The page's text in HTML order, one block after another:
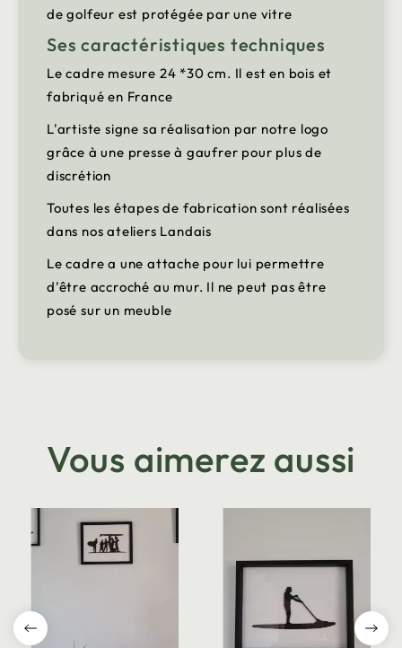
de golfeur est protégée par une vitre
Ses caractéristiques techniques
Le cadre mesure 24 *30 cm. Il est en bois et
fabriqué en France
L'artiste signe sa réalisation par notre logo
grâce à une presse à gaufrer pour plus de
discrétion
Toutes les étapes de fabrication sont réalisées
dans nos ateliers Landais
Le cadre a une attache pour lui permettre
d'être accroché au mur. Il ne peut pas être
posé sur un meuble
Vous aimerez aussi